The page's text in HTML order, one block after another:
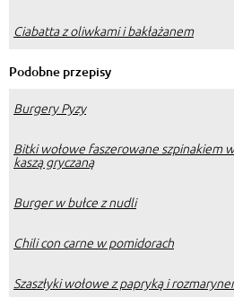
Ciabatta z oliwkami i bakłażanem
Podobne przepisy
Burgery Pyzy
Bitki wołowe faszerowane szpinakiem
kaszą gryczaną
Burger w bułce z nudli
Chili con carne w pomidorach
Szaszłyki wołowe z papryką i